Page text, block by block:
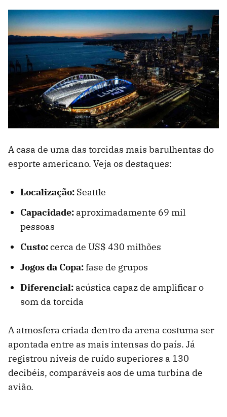
A casa de uma das torcidas mais barulhentas do
esporte americano. Veja os destaques:
Localização: Seattle
Capacidade: aproximadamente 69 mil
pessoas
Custo:cerca de US$ 430 milhões
Jogos da Copa:fase de grupos
Diferencial: acústica capaz de amplificar o
som da torcida
A atmosfera criada dentro da arena costuma ser
apontada entre as mais intensas do país. Já
registrou níveis de ruído superiores a 130
decibéis, comparáveis aos de uma turbina de
avião.